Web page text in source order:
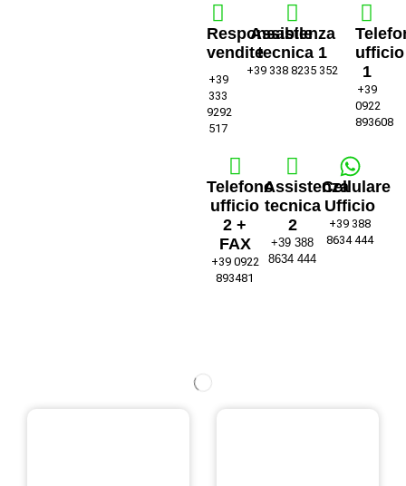
Responsabile
vendite
+39
333
9292
517
Assistenza
tecnica 1
+39 338 8235 352
ufficio
1
+39
0922
893608
Telefono
ufficio
2 +
FAX
+39 0922
893481
Assistenza
tecnica
2
+39 388
8634 444
Cellulare
Ufficio
+39 388
8634 444